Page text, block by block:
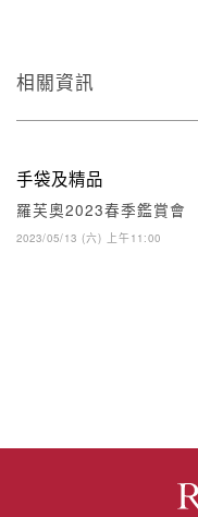
相關資訊
手袋及精品
羅芙奧2023春季鑑賞會
2023/05/13 (六) 上午11:00